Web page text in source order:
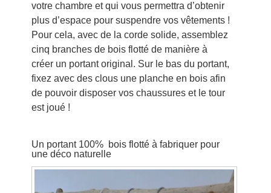
votre chambre et qui vous permettra d’obtenir
plus d’espace pour suspendre vos vêtements !
Pour cela, avec de la corde solide, assemblez
cinq branches de bois flotté de manière à
créer un portant original. Sur le bas du portant,
fixez avec des clous une planche en bois afin
de pouvoir disposer vos chaussures et le tour
est joué !
Un portant 100% bois flotté à fabriquer pour
une déco naturelle